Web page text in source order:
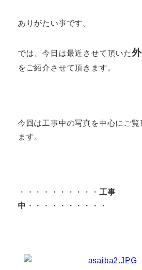
ありがたい事です。
では、今日は最近させて頂いた
をご紹介させて頂きます。
今回は工事中の写真を中心にご
ます。
・・・・・・・・・・ 工事
中 ・・・・・・・・・・